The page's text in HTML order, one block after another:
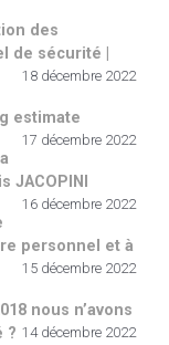
des
de sécurité |
18 décembre 2022
estimate
17 décembre 2022
16 décembre 2022
personnel et à
15 décembre 2022
nous n’avons
? 14 décembre 2022